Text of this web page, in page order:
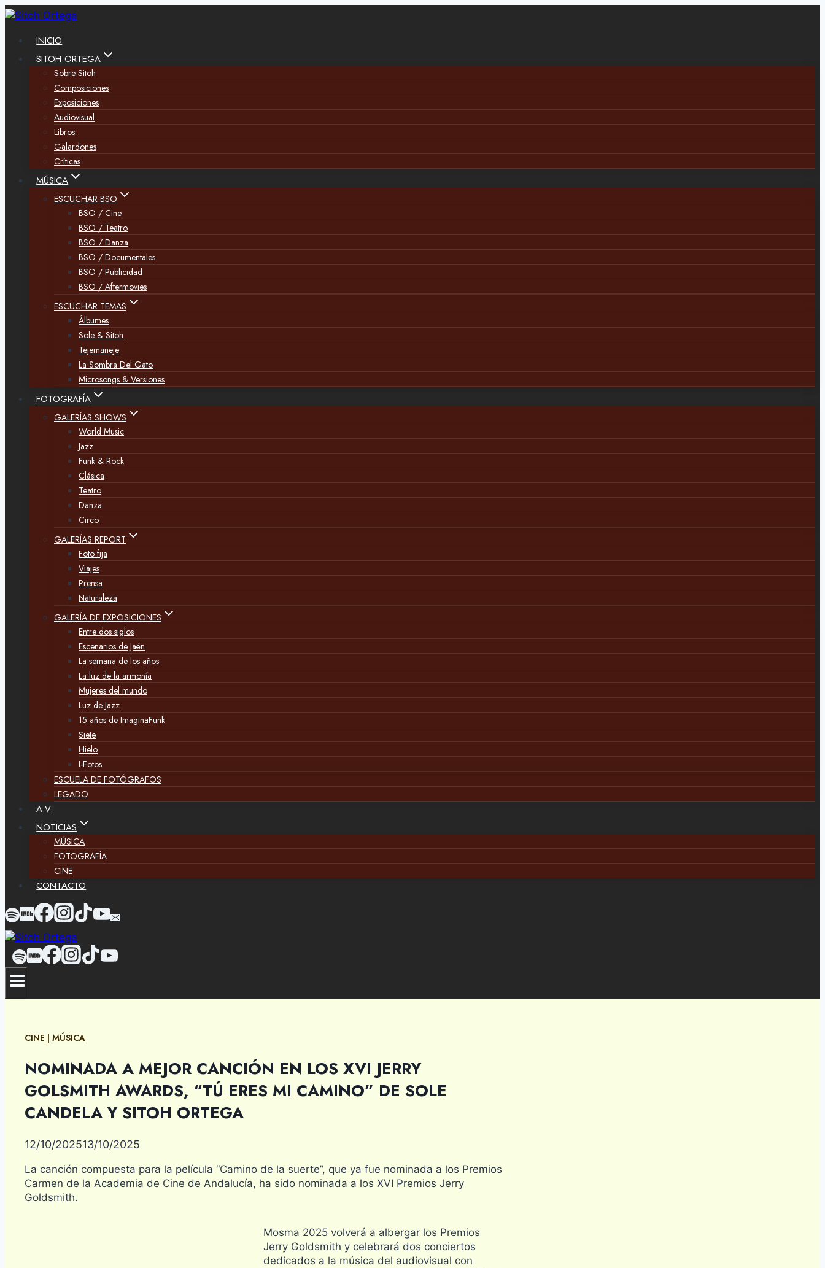
Saltar
contenido
INICIO
SITOH ORTEGA
Sobre Sitoh
Composiciones
Exposiciones
Audiovisual
Libros
Galardones
Críticas
MÚSICA
ESCUCHAR BSO
BSO / Cine
BSO / Teatro
BSO / Danza
BSO / Documentales
BSO / Publicidad
BSO / Aftermovies
ESCUCHAR TEMAS
Álbumes
Sole & Sitoh
Tejemaneje
La Sombra Del Gato
Microsongs & Versiones
FOTOGRAFÍA
GALERÍAS SHOWS
World Music
Jazz
Funk & Rock
Clásica
Teatro
Danza
Circo
GALERÍAS REPORT
Foto fija
Viajes
Prensa
Naturaleza
GALERÍA DE EXPOSICIONES
Entre dos siglos
Escenarios de Jaén
La semana de los años
La luz de la armonía
Mujeres del mundo
Luz de Jazz
15 años de ImaginaFunk
Siete
Hielo
I-Fotos
ESCUELA DE FOTÓGRAFOS
LEGADO
A.V.
NOTICIAS
MÚSICA
FOTOGRAFÍA
CINE
CONTACTO
CINE MÚSICA
NOMINADA A MEJOR CANCIÓN EN LOS XVI JERRY
GOLSMITH AWARDS, “TÚ ERES MI CAMINO” DE SOLE
CANDELA Y SITOH ORTEGA
12/10/202513/10/2025
La canción compuesta para la película “Camino de la suerte”, que ya fue nominada a los Premios
Carmen de la Academia de Cine de Andalucía, ha sido nominada a los XVI Premios Jerry
Goldsmith.
Mosma 2025 volverá a albergar los Premios
Jerry Goldsmith y celebrará dos conciertos
dedicados a la música del audiovisual con